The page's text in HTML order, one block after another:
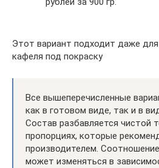
Этот вариант подходит даже
кафеля под покраску
Все вышеперечисленные
как в готовом виде, так и в
Состав разбавляется чистой
пропорциях, которые
производителем.
может изменяться в